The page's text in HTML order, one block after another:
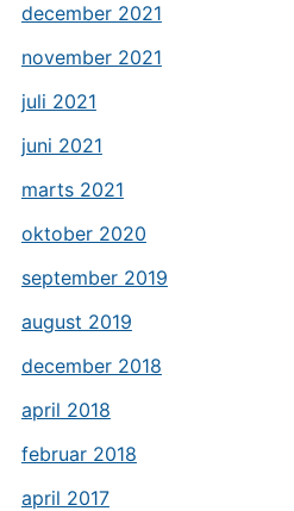
december 2021
november 2021
juli 2021
juni 2021
marts 2021
oktober 2020
september 2019
august 2019
december 2018
april 2018
februar 2018
april 2017